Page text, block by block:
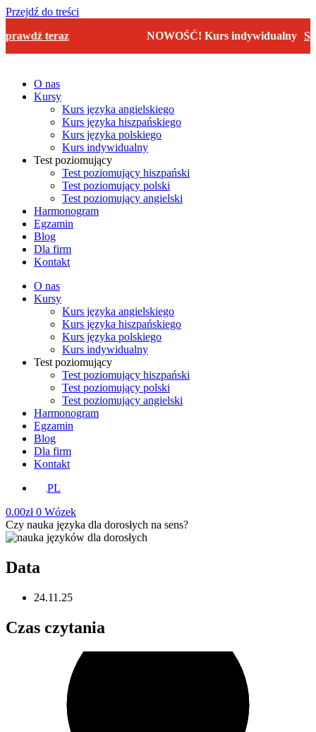
Przejdź do treści
teraz
NOWOŚĆ! Kurs indywidualny
O nas
Kursy
Kurs języka angielskiego
Kurs języka hiszpańskiego
Kurs języka polskiego
Kurs indywidualny
Test poziomujący
Test poziomujący hiszpański
Test poziomujący polski
Test poziomujący angielski
Harmonogram
Egzamin
Blog
Dla firm
Kontakt
O nas
Kursy
Kurs języka angielskiego
Kurs języka hiszpańskiego
Kurs języka polskiego
Kurs indywidualny
Test poziomujący
Test poziomujący hiszpański
Test poziomujący polski
Test poziomujący angielski
Harmonogram
Egzamin
Blog
Dla firm
Kontakt
PL
0.00zł 0 Wózek
Czy nauka języka dla dorosłych na sens?
Data
24.11.25
Czas czytania